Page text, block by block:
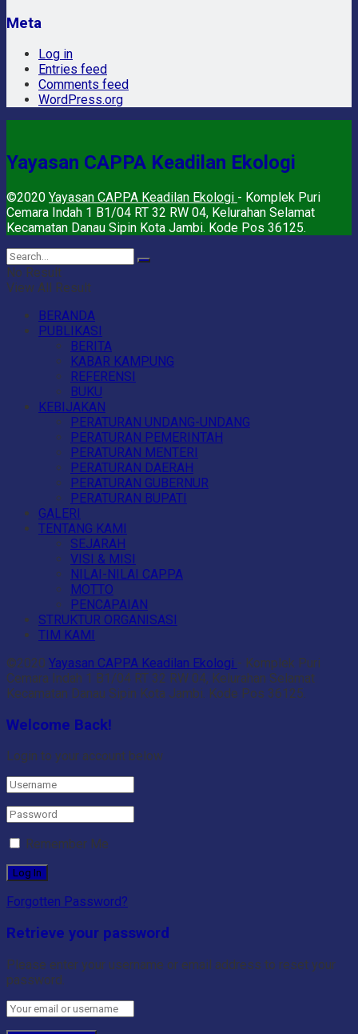
Meta
Log in
Entries feed
Comments feed
WordPress.org
Yayasan CAPPA Keadilan Ekologi
©2020 Yayasan CAPPA Keadilan Ekologi - Komplek Puri
Cemara Indah 1 B1/04 RT 32 RW 04, Kelurahan Selamat
Kecamatan Danau Sipin Kota Jambi. Kode Pos 36125.
No Result
View All Result
BERANDA
PUBLIKASI
BERITA
KABAR KAMPUNG
REFERENSI
BUKU
KEBIJAKAN
PERATURAN UNDANG-UNDANG
PERATURAN PEMERINTAH
PERATURAN MENTERI
PERATURAN DAERAH
PERATURAN GUBERNUR
PERATURAN BUPATI
GALERI
TENTANG KAMI
SEJARAH
VISI & MISI
NILAI-NILAI CAPPA
MOTTO
PENCAPAIAN
STRUKTUR ORGANISASI
TIM KAMI
©2020 Yayasan CAPPA Keadilan Ekologi - Komplek Puri
Cemara Indah 1 B1/04 RT 32 RW 04, Kelurahan Selamat
Kecamatan Danau Sipin Kota Jambi. Kode Pos 36125.
Welcome Back!
Login to your account below
Remember Me
Forgotten Password?
Retrieve your password
Please enter your username or email address to reset your
password.